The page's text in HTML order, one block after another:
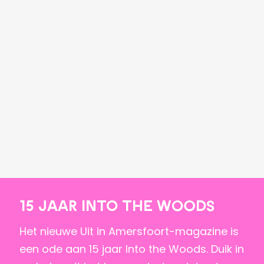
15 jaar Into the Woods
Het nieuwe Uit in Amersfoort-magazine is
een ode aan 15 jaar Into the Woods. Duik in